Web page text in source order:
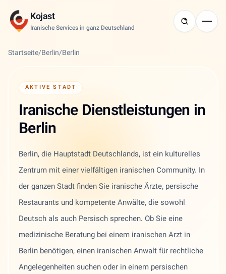
Kojast
Iranische Services in ganz Deutschland
Startseite/Berlin/Berlin
AKTIVE STADT
Iranische Dienstleistungen in
Berlin
Berlin, die Hauptstadt Deutschlands, ist ein kulturelles
Zentrum mit einer vielfältigen iranischen Community. In
der ganzen Stadt finden Sie iranische Ärzte, persische
Restaurants und kompetente Anwälte, die sowohl
Deutsch als auch Persisch sprechen. Ob Sie eine
medizinische Beratung bei einem iranischen Arzt in
Berlin benötigen, einen iranischen Anwalt für rechtliche
Angelegenheiten suchen oder in einem persischen